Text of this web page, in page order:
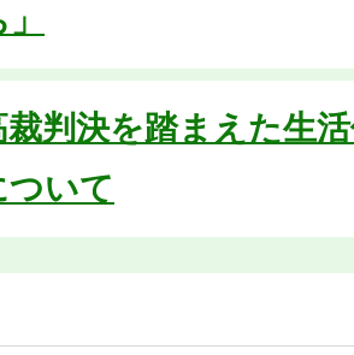
裁判決を踏まえた生
ついて